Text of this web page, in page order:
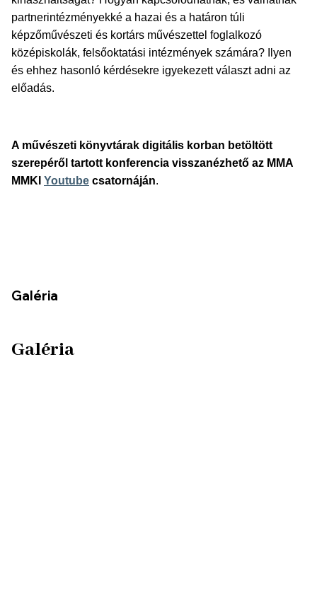
partnerintézményekké a hazai és a határon túli
képzőművészeti és kortárs művészettel foglalkozó
középiskolák, felsőoktatási intézmények számára? Ilyen
és ehhez hasonló kérdésekre igyekezett választ adni az
előadás.
A művészeti könyvtárak digitális korban betöltött
szerepéről tartott konferencia visszanézhető az MMA
MMKI Youtube csatornáján.
Galéria
Galéria